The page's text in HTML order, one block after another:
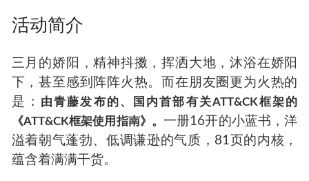
活动简介
三月的娇阳，精神抖擞，挥洒大地，沐浴在娇阳
下，甚至感到阵阵火热。而在朋友圈更为火热的
是：
由青藤发布的、
国内首部有关ATT&CK框架的
《ATT&CK框架使用指南》。一册16开的小蓝书，洋
溢着朝气蓬勃、低调谦逊的气质，81页的内核，
蕴含着满满干货。